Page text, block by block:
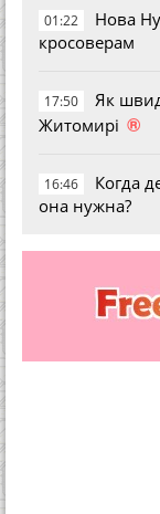
01:22
Нова
кросоверам
17:50
Як
Житомирі ®
16:46
Когда
она нужна?